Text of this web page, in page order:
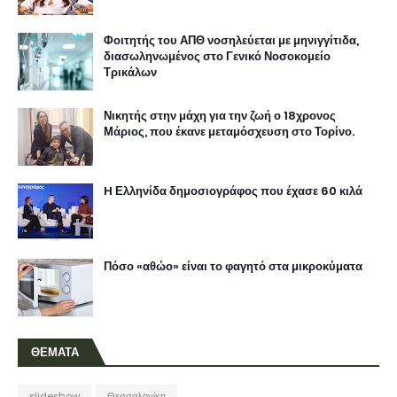
Φοιτητής του ΑΠΘ νοσηλεύεται με μηνιγγίτιδα,
διασωληνωμένος στο Γενικό Νοσοκομείο
Τρικάλων
Νικητής στην μάχη για την ζωή ο 18χρονος
Μάριος, που έκανε μεταμόσχευση στο Τορίνο.
H Ελληνίδα δημοσιογράφος που έχασε 60 κιλά
Πόσο «αθώο» είναι το φαγητό στα μικροκύματα
ΘΕΜΑΤΑ